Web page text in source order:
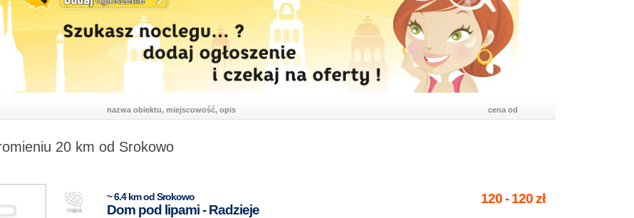
nazwa obiektu, miejscowość, opis cena od
20 km od Srokowo
~ 6.4 km od Srokowo
Dom pod lipami - Radzieje
120-120zł